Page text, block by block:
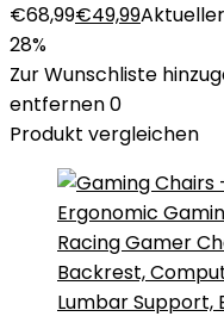
€68,99€49,99
28%
Zur Wunschliste
entfernen0
Produkt vergleichen